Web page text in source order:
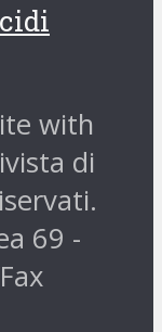
with
di
69 -